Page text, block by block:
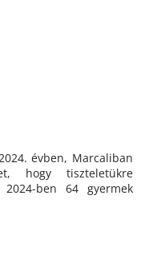
évben, Marcaliban
hogy tiszteletükre
2024-ben 64 gyermek